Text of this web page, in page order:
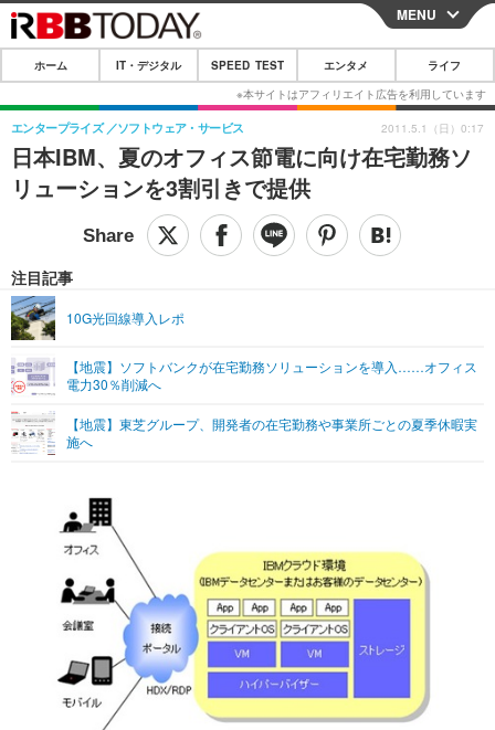
CLOSE
ホーム
IT・デジタル
IT・デジタルTOP スマートフォン
ショッピング その他
SPEED TEST
エンタメTOP 映画・ドラマ
グラビア
ショッピング その他
ライフTOP
その他
リリース一覧
プッシュ通知の停止方法
MENU
ホーム IT・デジタル SPEED TEST エンタメ ライフ
日本IBM、夏のオフィス節電に向け在宅勤務ソ
リューションを3割引きで提供
エンタープライズ ソフトウェア・サービス
注目記事
10G光回線導入レポ
【地震】ソフトバンクが在宅勤務ソリューションを導入……オフィス
電力30％削減へ
【地震】東芝グループ、開発者の在宅勤務や事業所ごとの夏季休暇実
施へ
2011.5.1（日）0:17